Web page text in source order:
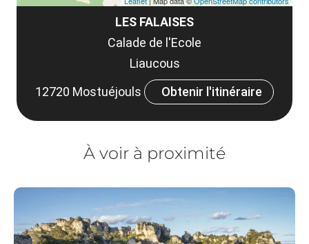
LES FALAISES
Calade de l'Ecole
Liaucous
12720 Mostuéjouls
Obtenir l'itinéraire
À voir à proximité